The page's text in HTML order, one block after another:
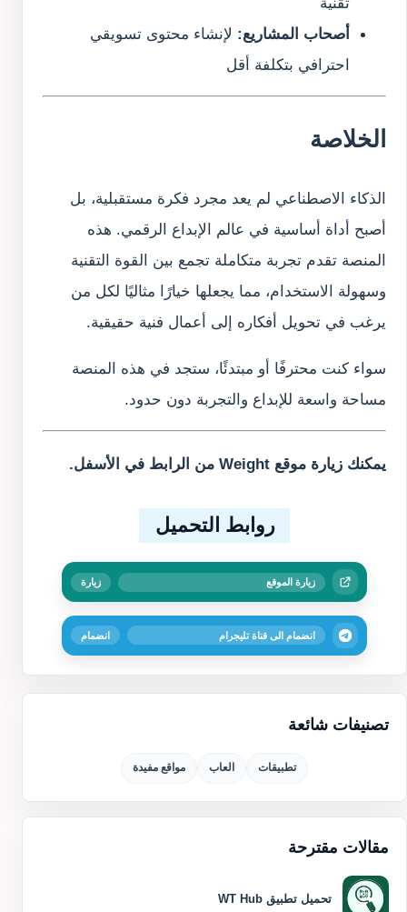
تصنيفات شائعة
تطبيقات العاب مواقع مفيدة
مقالات مقترحة
تحميل تطبيق WT Hub
أصحاب المشاريع: لإنشاء محتوى تسويقي
احترافي بتكلفة أقل
الخلاصة
الذكاء الاصطناعي لم يعد مجرد فكرة مستقبلية، بل
أصبح أداة أساسية في عالم الإبداع الرقمي. هذه
المنصة تقدم تجربة متكاملة تجمع بين القوة التقنية
وسهولة الاستخدام، مما يجعلها خيارًا مثاليًا لكل من
يرغب في تحويل أفكاره إلى أعمال فنية حقيقية.
سواء كنت محترفًا أو مبتدئًا، ستجد في هذه المنصة
مساحة واسعة للإبداع والتجربة دون حدود.
يمكنك زيارة موقع Weight من الرابط في الأسفل.
روابط التحميل
زيارة الموقع زيارة
انضمام الى قناة تليجرام انضمام